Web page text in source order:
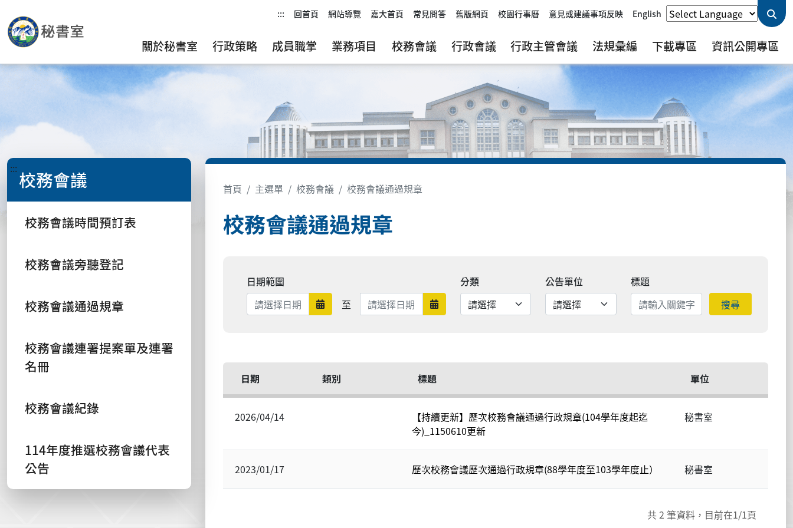
::: 回首頁 網站導覽 嘉大首頁 常見問答 舊版網頁 校園行事曆 意見或建議事項反映 English
關於秘書室 行政策略 成員職掌 業務項目 校務會議 行政會議 行政主管會議 法規彙編 下載專區 資訊公開專區
::: 校務會議
校務會議時間預訂表
校務會議旁聽登記
校務會議通過規章
校務會議連署提案單及連署
名冊
校務會議紀錄
114年度推選校務會議代表
公告
首頁 主選單 校務會議 校務會議通過規章
校務會議通過規章
日期範圍
日期範圍開始
至 日期範圍結束 日期範圍結束
分類 公告單位
標題
搜尋
日期 類別 標題 單位
2026/04/14
【持續更新】歷次校務會議通過行政規章(104學年度起迄
今)_1150610更新
秘書室
2023/01/17 歷次校務會議歷次通過行政規章(88學年度至103學年度止） 秘書室
共2 筆資料，目前在1/1頁